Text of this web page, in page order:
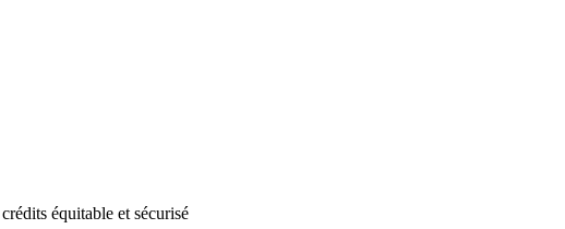
équitable et sécurisé